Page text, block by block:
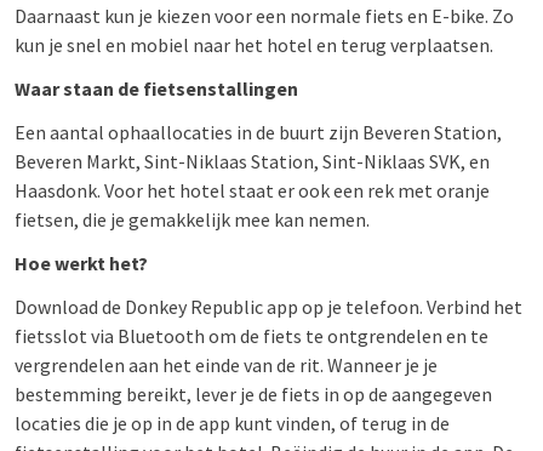
Daarnaast kun je kiezen voor een normale fiets en E-bike. Zo
kun je snel en mobiel naar het hotel en terug verplaatsen.
Waar staan de fietsenstallingen
Een aantal ophaallocaties in de buurt zijn Beveren Station,
Beveren Markt, Sint-Niklaas Station, Sint-Niklaas SVK, en
Haasdonk. Voor het hotel staat er ook een rek met oranje
fietsen, die je gemakkelijk mee kan nemen.
Hoe werkt het?
Download de Donkey Republic app op je telefoon. Verbind het
fietsslot via Bluetooth om de fiets te ontgrendelen en te
vergrendelen aan het einde van de rit. Wanneer je je
bestemming bereikt, lever je de fiets in op de aangegeven
locaties die je op in de app kunt vinden, of terug in de